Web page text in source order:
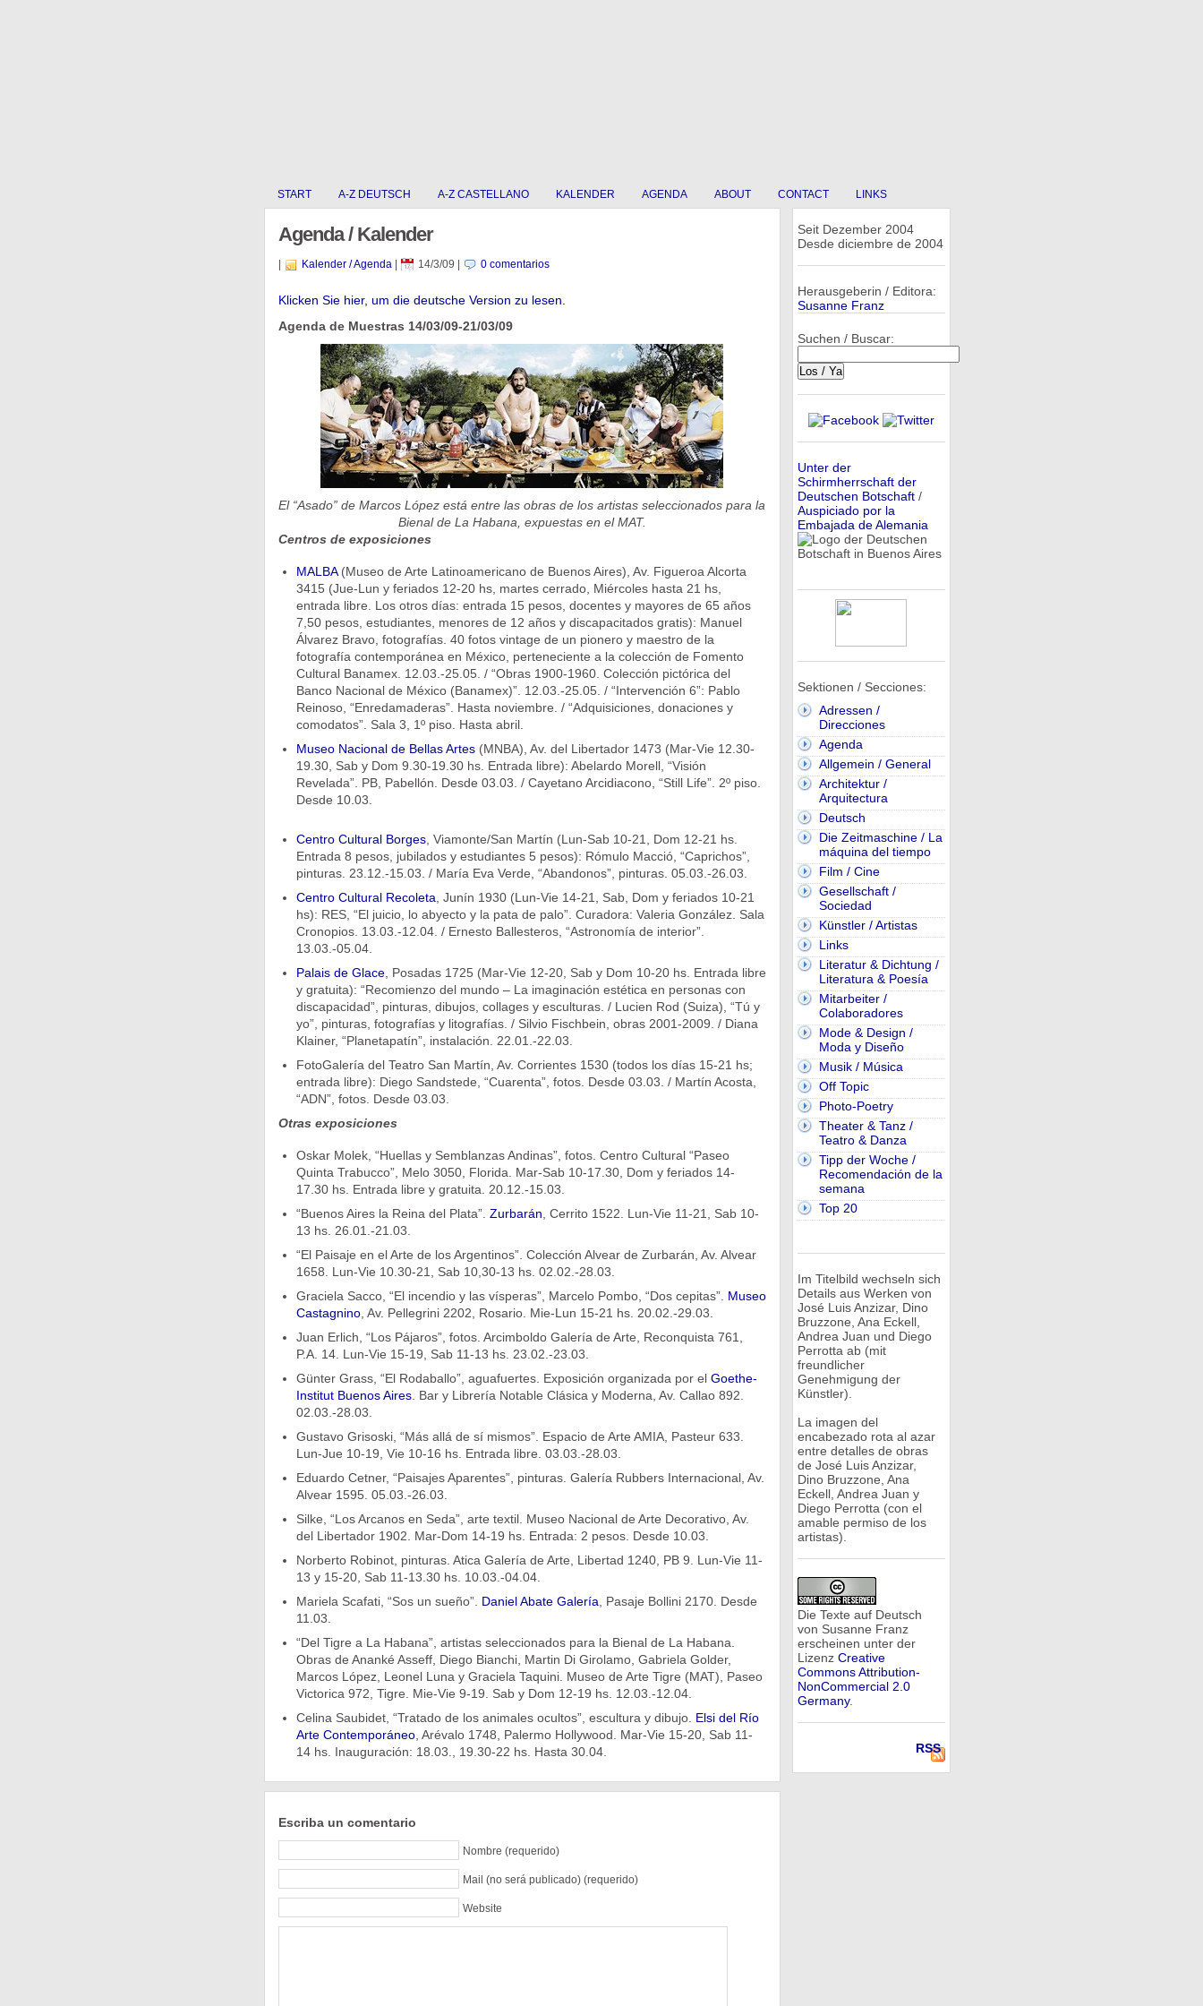
START A-Z DEUTSCH A-Z CASTELLANO KALENDER AGENDA ABOUT CONTACT LINKS
Agenda / Kalender
Kalender / Agenda| 14/3/09 0 comentarios
Klicken Sie hier, um die deutsche Version zu lesen.
Agenda de Muestras 14/03/09-21/03/09
El “Asado” de Marcos López está entre las obras de los artistas seleccionados para la
Bienal de La Habana, expuestas en el MAT.
Centros de exposiciones
MALBA(Museo de Arte Latinoamericano de Buenos Aires), Av. Figueroa Alcorta
3415 (Jue-Lun y feriados 12-20 hs, martes cerrado, Miércoles hasta 21 hs,
entrada libre. Los otros días: entrada 15 pesos, docentes y mayores de 65 años
7,50 pesos, estudiantes, menores de 12 años y discapacitados gratis): Manuel
Álvarez Bravo, fotografías. 40 fotos vintage de un pionero y maestro de la
fotografía contemporánea en México, perteneciente a la colección de Fomento
Cultural Banamex. 12.03.-25.05. / “Obras 1900-1960. Colección pictórica del
Banco Nacional de México (Banamex)”. 12.03.-25.05. / “Intervención 6”: Pablo
Reinoso, “Enredamaderas”. Hasta noviembre. / “Adquisiciones, donaciones y
comodatos”. Sala 3, 1º piso. Hasta abril.
Museo Nacional de Bellas Artes(MNBA), Av. del Libertador 1473 (Mar-Vie 12.30-
19.30, Sab y Dom 9.30-19.30 hs. Entrada libre): Abelardo Morell, “Visión
Revelada”. PB, Pabellón. Desde 03.03. / Cayetano Arcidiacono, “Still Life”. 2º piso.
Desde 10.03.
Centro Cultural Borges, Viamonte/San Martín (Lun-Sab 10-21, Dom 12-21 hs.
Entrada 8 pesos, jubilados y estudiantes 5 pesos): Rómulo Macció, “Caprichos”,
pinturas. 23.12.-15.03. / María Eva Verde, “Abandonos”, pinturas. 05.03.-26.03.
Centro Cultural Recoleta , Junín 1930 (Lun-Vie 14-21, Sab, Dom y feriados 10-21
hs): RES, “El juicio, lo abyecto y la pata de palo”. Curadora: Valeria González. Sala
Cronopios. 13.03.-12.04. / Ernesto Ballesteros, “Astronomía de interior”.
13.03.-05.04.
Palais de Glace, Posadas 1725 (Mar-Vie 12-20, Sab y Dom 10-20 hs. Entrada libre
y gratuita): “Recomienzo del mundo – La imaginación estética en personas con
discapacidad”, pinturas, dibujos, collages y esculturas. / Lucien Rod (Suiza), “Tú y
yo”, pinturas, fotografías y litografías. / Silvio Fischbein, obras 2001-2009. / Diana
Klainer, “Planetapatín”, instalación. 22.01.-22.03.
FotoGalería del Teatro San Martín, Av. Corrientes 1530 (todos los días 15-21 hs;
entrada libre): Diego Sandstede, “Cuarenta”, fotos. Desde 03.03. / Martín Acosta,
“ADN”, fotos. Desde 03.03.
Otras exposiciones
Oskar Molek, “Huellas y Semblanzas Andinas”, fotos. Centro Cultural “Paseo
Quinta Trabucco”, Melo 3050, Florida. Mar-Sab 10-17.30, Dom y feriados 14-
17.30 hs. Entrada libre y gratuita. 20.12.-15.03.
“Buenos Aires la Reina del Plata”. Zurbarán , Cerrito 1522. Lun-Vie 11-21, Sab 10-
13 hs. 26.01.-21.03.
“El Paisaje en el Arte de los Argentinos”. Colección Alvear de Zurbarán, Av. Alvear
1658. Lun-Vie 10.30-21, Sab 10,30-13 hs. 02.02.-28.03.
Graciela Sacco, “El incendio y las vísperas”, Marcelo Pombo, “Dos cepitas”. Museo
Castagnino, Av. Pellegrini 2202, Rosario. Mie-Lun 15-21 hs. 20.02.-29.03.
Juan Erlich, “Los Pájaros”, fotos. Arcimboldo Galería de Arte, Reconquista 761,
P.A. 14. Lun-Vie 15-19, Sab 11-13 hs. 23.02.-23.03.
Günter Grass, “El Rodaballo”, aguafuertes. Exposición organizada por el Goethe-
Institut Buenos Aires. Bar y Librería Notable Clásica y Moderna, Av. Callao 892.
02.03.-28.03.
Gustavo Grisoski, “Más allá de sí mismos”. Espacio de Arte AMIA, Pasteur 633.
Lun-Jue 10-19, Vie 10-16 hs. Entrada libre. 03.03.-28.03.
Eduardo Cetner, “Paisajes Aparentes”, pinturas. Galería Rubbers Internacional, Av.
Alvear 1595. 05.03.-26.03.
Silke, “Los Arcanos en Seda”, arte textil. Museo Nacional de Arte Decorativo, Av.
del Libertador 1902. Mar-Dom 14-19 hs. Entrada: 2 pesos. Desde 10.03.
Norberto Robinot, pinturas. Atica Galería de Arte, Libertad 1240, PB 9. Lun-Vie 11-
13 y 15-20, Sab 11-13.30 hs. 10.03.-04.04.
Mariela Scafati, “Sos un sueño”. Daniel Abate Galería , Pasaje Bollini 2170. Desde
11.03.
“Del Tigre a La Habana”, artistas seleccionados para la Bienal de La Habana.
Obras de Ananké Asseff, Diego Bianchi, Martin Di Girolamo, Gabriela Golder,
Marcos López, Leonel Luna y Graciela Taquini. Museo de Arte Tigre (MAT), Paseo
Victorica 972, Tigre. Mie-Vie 9-19. Sab y Dom 12-19 hs. 12.03.-12.04.
Celina Saubidet, “Tratado de los animales ocultos”, escultura y dibujo. Elsi del Río
Arte Contemporáneo, Arévalo 1748, Palermo Hollywood. Mar-Vie 15-20, Sab 11-
14 hs. Inauguración: 18.03., 19.30-22 hs. Hasta 30.04.
Escriba un comentario
Nombre (requerido)
Mail (no será publicado) (requerido)
Website
Seit Dezember 2004
Desde diciembre de 2004
Herausgeberin / Editora:
Susanne Franz
Suchen / Buscar:
Unter der
Schirmherrschaft der
Deutschen Botschaft/
Auspiciado por la
Embajada de Alemania
Sektionen / Secciones:
Adressen /
Direcciones
Agenda
Allgemein / General
Architektur /
Arquitectura
Deutsch
Die Zeitmaschine / La
máquina del tiempo
Film / Cine
Gesellschaft /
Sociedad
Künstler / Artistas
Links
Literatur & Dichtung /
Literatura & Poesía
Mitarbeiter /
Colaboradores
Mode & Design /
Moda y Diseño
Musik / Música
Off Topic
Photo-Poetry
Theater & Tanz /
Teatro & Danza
Tipp der Woche /
Recomendación de la
semana
Top 20
Im Titelbild wechseln sich
Details aus Werken von
José Luis Anzizar, Dino
Bruzzone, Ana Eckell,
Andrea Juan und Diego
Perrotta ab (mit
freundlicher
Genehmigung der
Künstler).
La imagen del
encabezado rota al azar
entre detalles de obras
de José Luis Anzizar,
Dino Bruzzone, Ana
Eckell, Andrea Juan y
Diego Perrotta (con el
amable permiso de los
artistas).
Die Texte auf Deutsch
von Susanne Franz
erscheinen unter der
Lizenz Creative
Commons Attribution-
NonCommercial 2.0
Germany.
RSS